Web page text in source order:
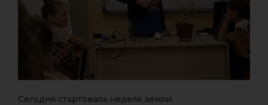
Сегодня стартовала неделя земли